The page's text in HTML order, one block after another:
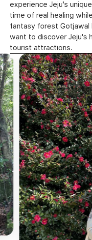
experience Jeju's
time of real healing
fantasy forest Gotjawal
want to discover Jeju's
tourist attractions.